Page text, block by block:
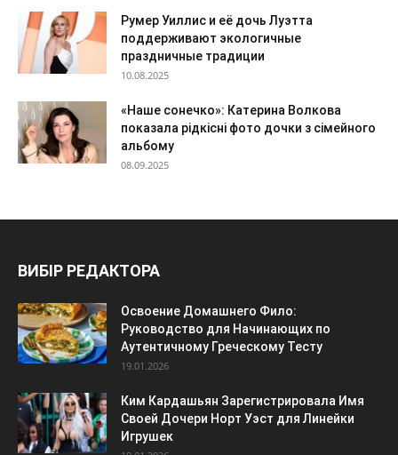
Румер Уиллис и её дочь Луэтта
поддерживают экологичные
праздничные традиции
10.08.2025
«Наше сонечко»: Катерина Волкова
показала рідкісні фото дочки з сімейного
альбому
08.09.2025
ВИБІР РЕДАКТОРА
Освоение Домашнего Фило:
Руководство для Начинающих по
Аутентичному Греческому Тесту
19.01.2026
Ким Кардашьян Зарегистрировала Имя
Своей Дочери Норт Уэст для Линейки
Игрушек